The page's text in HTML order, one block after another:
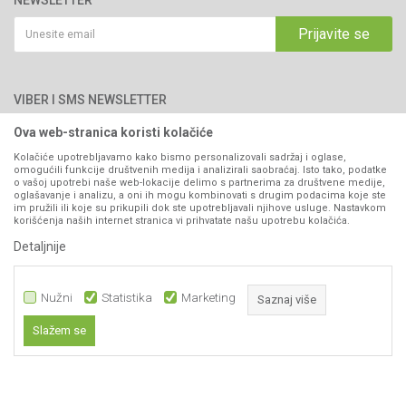
399,00
066/44-99-00
Saradnja
Kontakt
Politika privatnosti
Kako kupiti
Isporuka
Pravo na odustajanje
Reklamacije
Povraćaj sredstava
Zamjena artikala
Plaćanje karticama
Prijavite se
VIBER I SMS NEWSLETTER
PRATITE NAS
Ova web-stranica koristi kolačiće
Kolačiće upotrebljavamo kako bismo personalizovali sadržaj i oglase,
omogućili funkcije društvenih medija i analizirali saobraćaj. Isto tako, podatke
o vašoj upotrebi naše web-lokacije delimo s partnerima za društvene medije,
oglašavanje i analizu, a oni ih mogu kombinovati s drugim podacima koje ste
im pružili ili koje su prikupili dok ste upotrebljavali njihove usluge. Nastavkom
korišćenja naših internet stranica vi prihvatate našu upotrebu kolačića.
Detaljnije
Nužni Statistika Marketing Saznaj više
Slažem se